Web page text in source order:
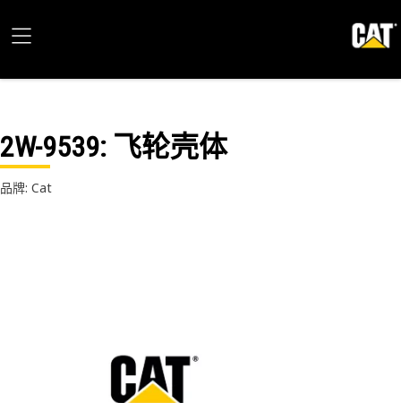
2W-9539: 飞轮壳体
品牌: Cat